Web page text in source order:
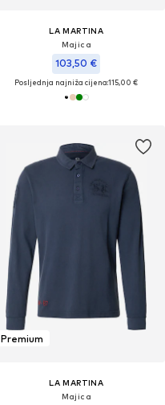
LA MARTINA
Majica
103,50 €
Posljednja najniža cijena:115,00 €
Premium
LA MARTINA
Majica